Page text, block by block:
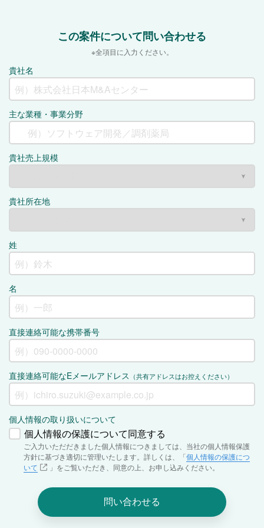
この案件について問い合わせる
※全項目に入力ください。
貴社名
主な業種・事業分野
貴社売上規模
貴社所在地
姓
名
直接連絡可能な携帯番号
直接連絡可能なEメールアドレス （共有アドレスはお控えください）
個人情報の取り扱いについて
個人情報の保護について同意する
ご入力いただだきました個人情報につきましては、当社の個人情報保護
方針に基づき適切に管理いたします。詳しくは、「個人情報の保護につ
いて
」をご覧いただき、同意の上、お申し込みください。
問い合わせる